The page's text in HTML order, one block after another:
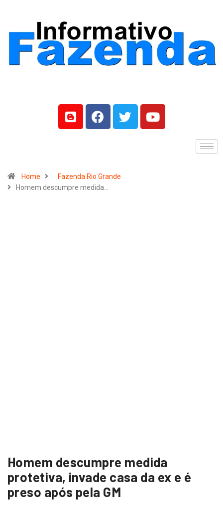
Home
Fazenda Rio Grande
Homem descumpre medida…
Homem descumpre medida
protetiva, invade casa da ex e é
preso após pela GM